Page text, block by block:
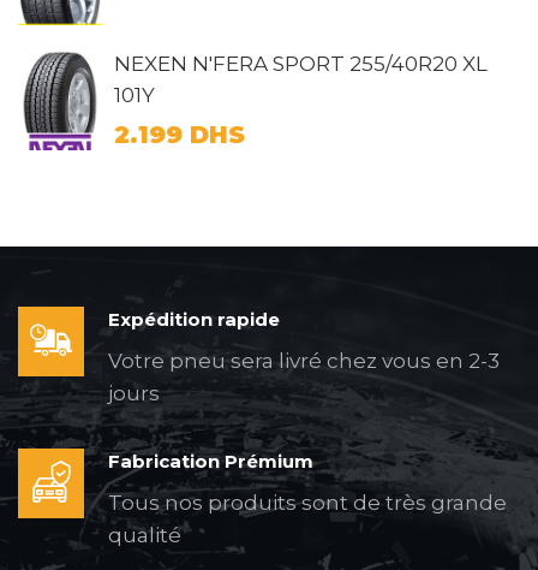
NEXEN N'FERA SPORT 255/40R20 XL
101Y
2.199 DHS
Expédition rapide
Votre pneu sera livré chez vous en 2-3
jours
Fabrication Prémium
Tous nos produits sont de très grande
qualité